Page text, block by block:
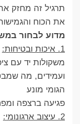
תרגיל זה מחזק
את הכוח
מדוע לבחור
1. איכות ובטיחות:
משקולות יד עם
ועמידים, מה
הגומי מונע
פגיעה ברצפה
2. עיצוב ארגונומי: